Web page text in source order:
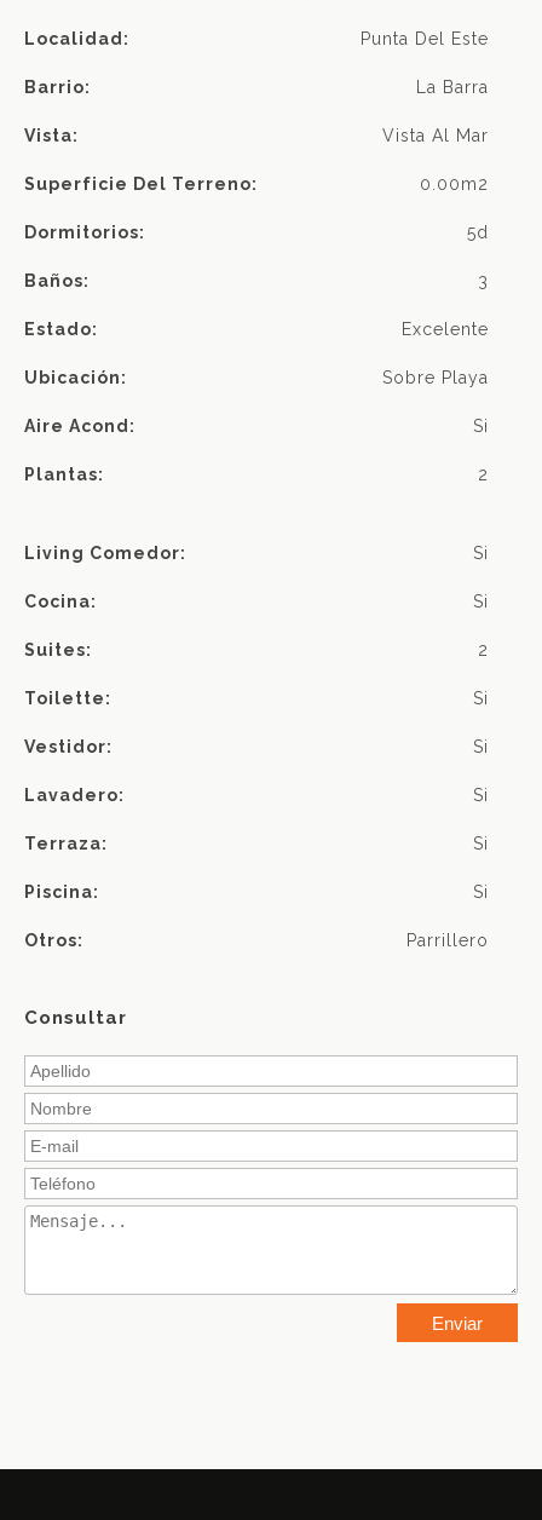
Localidad: Punta Del Este
Barrio: La Barra
Vista: Vista Al Mar
Superficie Del Terreno: 0.00m2
Dormitorios: 5d
Baños: 3
Estado: Excelente
Ubicación: Sobre Playa
Aire Acond: Si
Plantas: 2
Living Comedor: Si
Cocina: Si
Suites: 2
Toilette: Si
Vestidor: Si
Lavadero: Si
Terraza: Si
Piscina: Si
Otros: Parrillero
Consultar